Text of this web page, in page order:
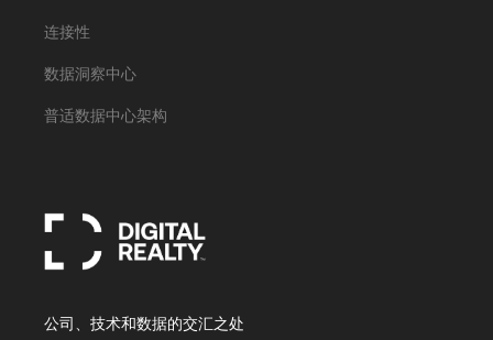
连接性
数据洞察中心
普适数据中心架构
公司、技术和数据的交汇之处